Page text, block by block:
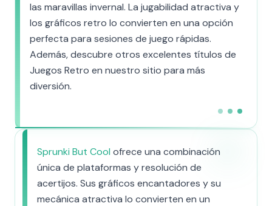
las maravillas invernal. La jugabilidad atractiva y
los gráficos retro lo convierten en una opción
perfecta para sesiones de juego rápidas.
Además, descubre otros excelentes títulos de
Juegos Retro en nuestro sitio para más
diversión.
Sprunki But Cool ofrece una combinación
única de plataformas y resolución de
acertijos. Sus gráficos encantadores y su
mecánica atractiva lo convierten en un